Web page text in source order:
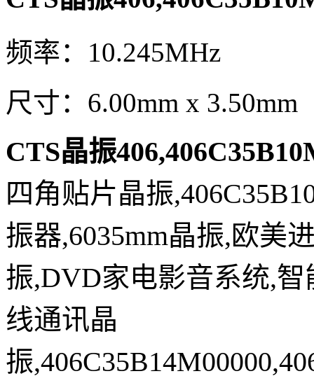
频率：10.245MHz
尺寸：6.00mm x 3.50mm
CTS晶振
四角贴片晶振
振器,6035mm晶振,欧美
振,DVD家电影音系统,
线通讯晶
振